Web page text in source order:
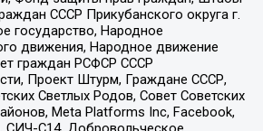
СССР Прикубанского округа г.
государство, Народное
движения, Народное движение
граждан РСФСР СССР
Проект Штурм, Граждане СССР,
Светлых Родов, Совет Советских
Meta Platforms Inc, Facebook,